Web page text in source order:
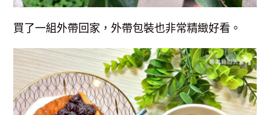
買了一組外帶回家，外帶包裝也非常精緻好看。